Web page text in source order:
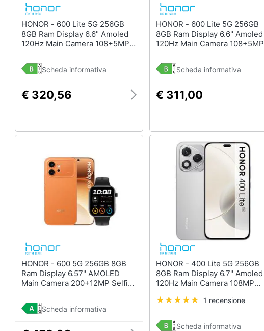
HONOR - 600 Lite 5G 256GB
8GB Ram Display 6.6" Amoled
120Hz Main Camera 108+5MP
(eSim) MagicOS 10 Dimensity
7100 Elite 6250mAh Velvet
(Kit)
Scheda informativa
€ 320,56
HONOR - 600 Lite 5G 256GB
8GB Ram Display 6.6" Amoled
120Hz Main Camera 108+5MP
(eSim) MagicOS 10 Dimensity
7100 Elite 6250mAh Velvet
(Kit)
Scheda informativa
€ 311,00
HONOR - 600 5G 256GB 8GB
Ram Display 6.57" AMOLED
Main Camera 200+12MP Selfie
MagicOS 10 Snapdragon 7
Gen4 6400mAh Orange +
Scheda informativa
HONOR - 400 Lite 5G 256GB
8GB Ram Display 6.7" Amoled
120Hz Main Camera 108MP
Android 15 Dimensity 7025-
1 recensione
Scheda informativa